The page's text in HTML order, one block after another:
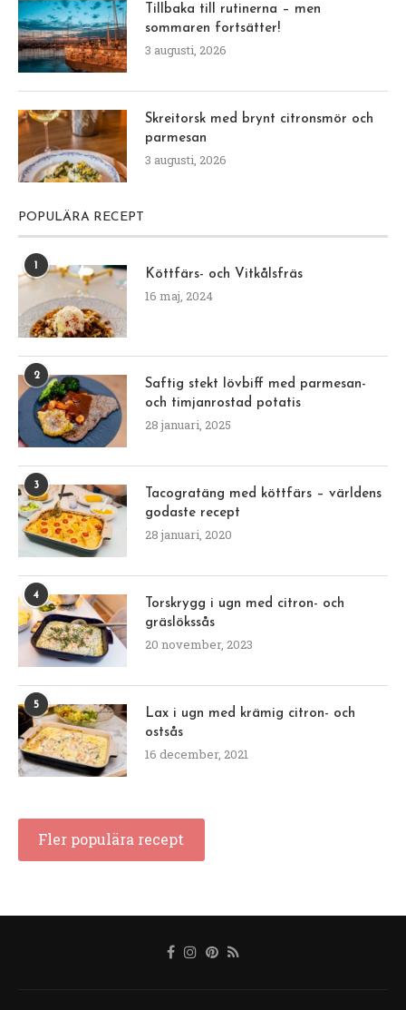
Tillbaka till rutinerna – men
sommaren fortsätter!
3 augusti, 2026
Skreitorsk med brynt citronsmör och
parmesan
3 augusti, 2026
POPULÄRA RECEPT
Köttfärs- och Vitkålsfräs
16 maj, 2024
2
Saftig stekt lövbiff med parmesan-
och timjanrostad potatis
28 januari, 2025
3
Tacogratäng med köttfärs – världens
godaste recept
28 januari, 2020
4
Torskrygg i ugn med citron- och
gräslökssås
20 november, 2023
5
Lax i ugn med krämig citron- och
ostsås
16 december, 2021
Fler populära recept